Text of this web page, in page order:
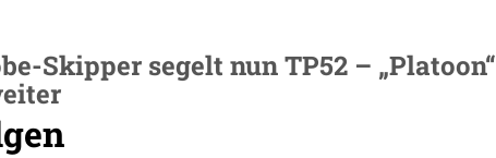
Skipper segelt nun TP52 – „Platoon“